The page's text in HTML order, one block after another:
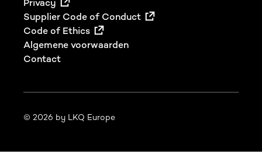
Privacy
Supplier Code of Conduct
Code of Ethics
Algemene voorwaarden
Contact
© 2026 by LKQ Europe